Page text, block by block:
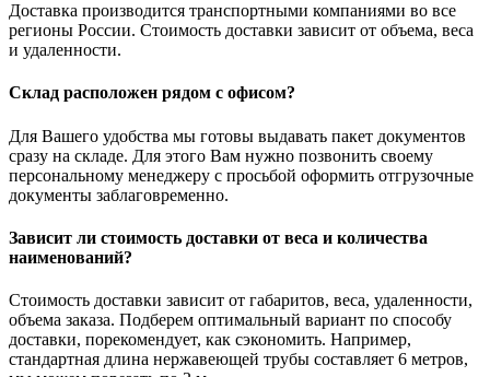
Доставка производится транспортными компаниями во все
регионы России. Стоимость доставки зависит от объема, веса
и удаленности.
Склад расположен рядом с офисом?
Для Вашего удобства мы готовы выдавать пакет документов
сразу на складе. Для этого Вам нужно позвонить своему
персональному менеджеру с просьбой оформить отгрузочные
документы заблаговременно.
Зависит ли стоимость доставки от веса и количества
наименований?
Стоимость доставки зависит от габаритов, веса, удаленности,
объема заказа. Подберем оптимальный вариант по способу
доставки, порекомендует, как сэкономить. Например,
стандартная длина нержавеющей трубы составляет 6 метров,